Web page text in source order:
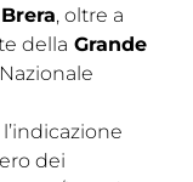
, oltre a
della Grande
dei